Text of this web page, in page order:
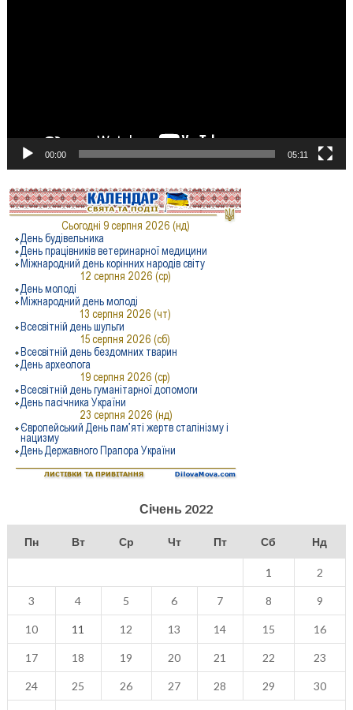
00:00 05:11
Січень 2022
Пн Вт Ср Чт Пт Сб Нд
1 2
3 4 5 6 7 8 9
10 11 12 13 14 15 16
17 18 19 20 21 22 23
24 25 26 27 28 29 30